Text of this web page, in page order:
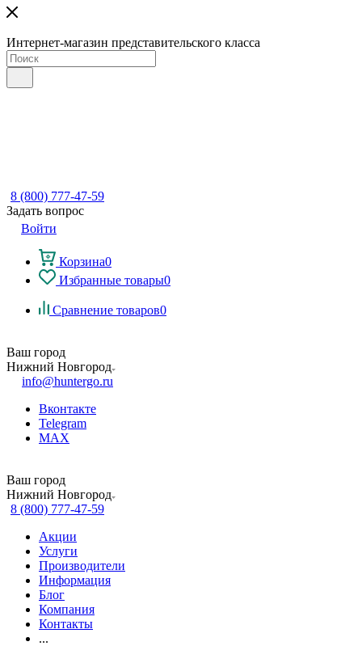
Интернет-магазин представительского класса
8 (800) 777-47-59
Задать вопрос
Войти
Корзина0
Избранные товары0
Сравнение товаров0
Ваш город
Нижний Новгород
info@huntergo.ru
Вконтакте
Telegram
MAX
Ваш город
Нижний Новгород
8 (800) 777-47-59
Акции
Услуги
Производители
Информация
Блог
Компания
Контакты
...